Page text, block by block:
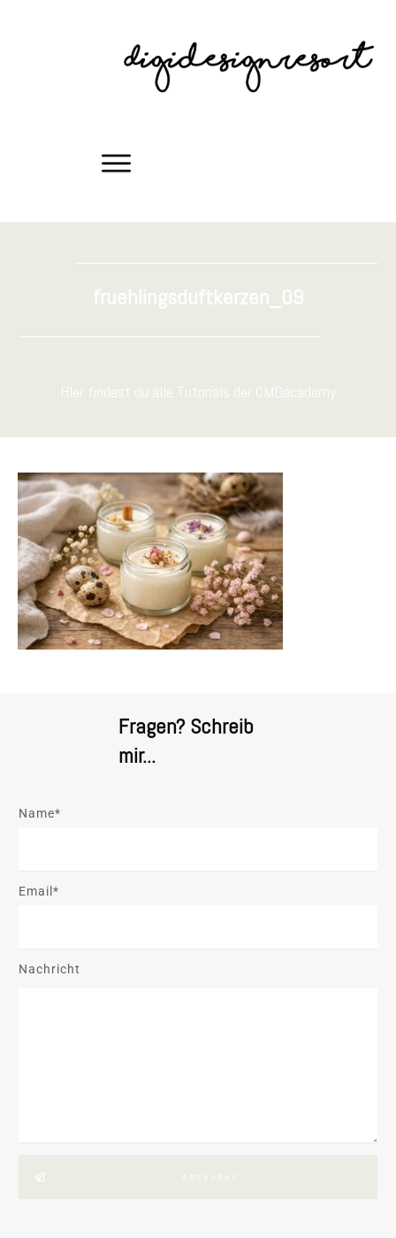
fruehlingsduftkerzen_09
HIer findest du alle Tutorials der CMDacademy
Fragen? Schreib
mir...
Name*
Email*
Nachricht